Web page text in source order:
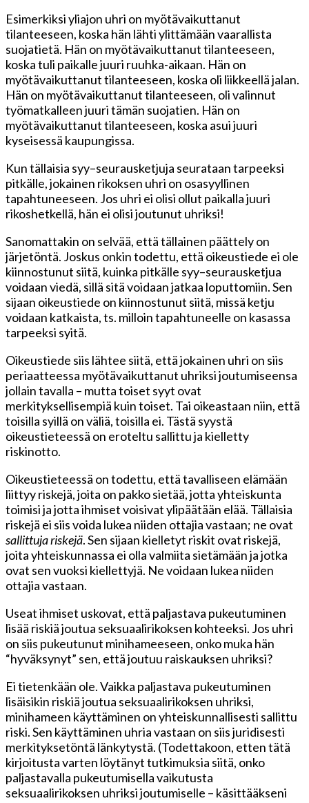
Esimerkiksi yliajon uhri on myötävaikuttanut
tilanteeseen, koska hän lähti ylittämään vaarallista
suojatietä. Hän on myötävaikuttanut tilanteeseen,
koska tuli paikalle juuri ruuhka-aikaan. Hän on
myötävaikuttanut tilanteeseen, koska oli liikkeellä jalan.
Hän on myötävaikuttanut tilanteeseen, oli valinnut
työmatkalleen juuri tämän suojatien. Hän on
myötävaikuttanut tilanteeseen, koska asui juuri
kyseisessä kaupungissa.
Kun tällaisia syy–seurausketjuja seurataan tarpeeksi
pitkälle, jokainen rikoksen uhri on osasyyllinen
tapahtuneeseen. Jos uhri ei olisi ollut paikalla juuri
rikoshetkellä, hän ei olisi joutunut uhriksi!
Sanomattakin on selvää, että tällainen päättely on
järjetöntä. Joskus onkin todettu, että oikeustiede ei ole
kiinnostunut siitä, kuinka pitkälle syy–seurausketjua
voidaan viedä, sillä sitä voidaan jatkaa loputtomiin. Sen
sijaan oikeustiede on kiinnostunut siitä, missä ketju
voidaan katkaista, ts. milloin tapahtuneelle on kasassa
tarpeeksi syitä.
Oikeustiede siis lähtee siitä, että jokainen uhri on siis
periaatteessa myötävaikuttanut uhriksi joutumiseensa
jollain tavalla – mutta toiset syyt ovat
merkityksellisempiä kuin toiset. Tai oikeastaan niin, että
toisilla syillä on väliä, toisilla ei. Tästä syystä
oikeustieteessä on eroteltu sallittu ja kielletty
riskinotto.
Oikeustieteessä on todettu, että tavalliseen elämään
liittyy riskejä, joita on pakko sietää, jotta yhteiskunta
toimisi ja jotta ihmiset voisivat ylipäätään elää. Tällaisia
riskejä ei siis voida lukea niiden ottajia vastaan; ne ovat
sallittuja riskejä. Sen sijaan kielletyt riskit ovat riskejä,
joita yhteiskunnassa ei olla valmiita sietämään ja jotka
ovat sen vuoksi kiellettyjä. Ne voidaan lukea niiden
ottajia vastaan.
Useat ihmiset uskovat, että paljastava pukeutuminen
lisää riskiä joutua seksuaalirikoksen kohteeksi. Jos uhri
on siis pukeutunut minihameeseen, onko muka hän
“hyväksynyt” sen, että joutuu raiskauksen uhriksi?
Ei tietenkään ole. Vaikka paljastava pukeutuminen
lisäisikin riskiä joutua seksuaalirikoksen uhriksi,
minihameen käyttäminen on yhteiskunnallisesti sallittu
riski. Sen käyttäminen uhria vastaan on siis juridisesti
merkityksetöntä länkytystä. (Todettakoon, etten tätä
kirjoitusta varten löytänyt tutkimuksia siitä, onko
paljastavalla pukeutumisella vaikutusta
seksuaalirikoksen uhriksi joutumiselle – käsittääkseni